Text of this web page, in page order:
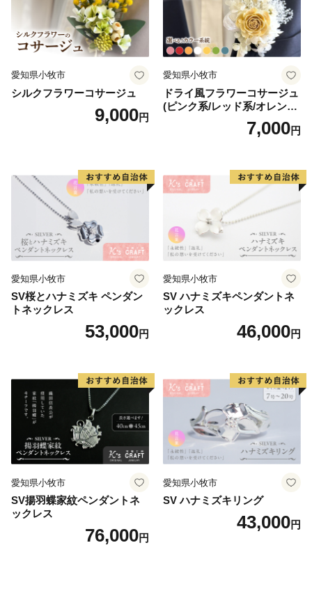
愛知県小牧市
シルクフラワーコサージュ
9,000円
愛知県小牧市
ドライ風フラワーコサージュ
(ピンク系/レッド系/オレンジ
系/ホワイト系/イエロー系/グ
リーン系/ブルー系）7,000円
愛知県小牧市
SV桜とハナミズキ ペンダン
トネックレス
53,000円
愛知県小牧市
SV ハナミズキペンダントネ
ックレス
46,000円
愛知県小牧市
SV揚羽蝶家紋ペンダントネ
ックレス
76,000円
愛知県小牧市
SV ハナミズキリング
43,000円